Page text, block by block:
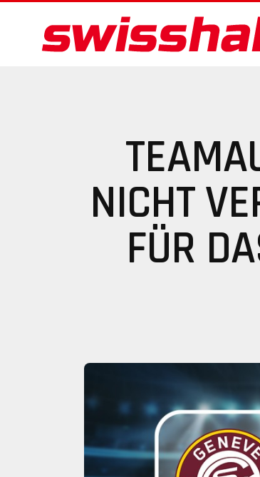
NICHT
FÜR